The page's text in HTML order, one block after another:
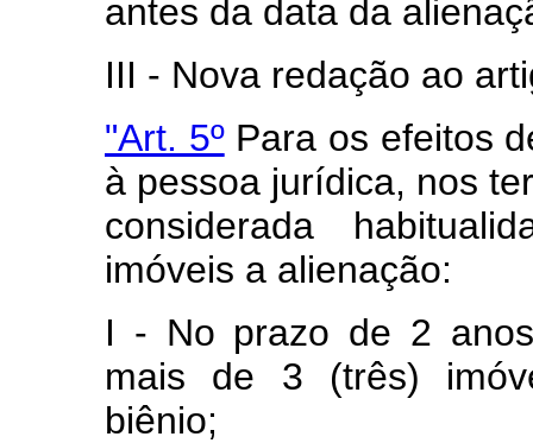
antes da data da
III - Nova redação ao
"Art. 5ºPara os efeitos
à pessoa jurídica, nos
considerada
imóveis a alienação:
I - No prazo de 2
mais de 3 (três)
biênio;